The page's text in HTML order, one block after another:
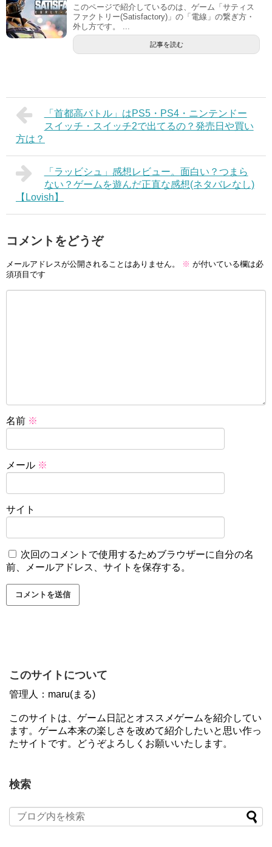
このページで紹介しているのは、ゲーム「サティス
ファクトリー(Satisfactory)」の「電線」の繋ぎ方・
外し方です。 ...
記事を読む
「首都高バトル」はPS5・PS4・ニンテンドー
スイッチ・スイッチ2で出てるの？発売日や買い
方は？
「ラッビシュ」感想レビュー。面白い？つまら
ない？ゲームを遊んだ正直な感想(ネタバレなし)
【Lovish】
コメントをどうぞ
メールアドレスが公開されることはありません。 ※ が付いている欄は必
須項目です
名前 ※
メール ※
サイト
次回のコメントで使用するためブラウザーに自分の名
前、メールアドレス、サイトを保存する。
このサイトについて
管理人：maru(まる)
このサイトは、ゲーム日記とオススメゲームを紹介してい
ます。ゲーム本来の楽しさを改めて紹介したいと思い作っ
たサイトです。どうぞよろしくお願いいたします。
検索